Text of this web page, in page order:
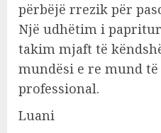
përbëjë rrezik për
Një udhëtim i
takim mjaft të
mundësi e re mund
professional.
Luani